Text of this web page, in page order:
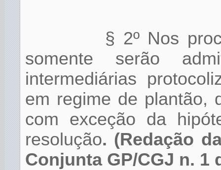
§ 2º Nos
somente serão
intermediárias
em regime de plantão,
com exceção da
resolução. (Redação
Conjunta GP/CGJ n. 1